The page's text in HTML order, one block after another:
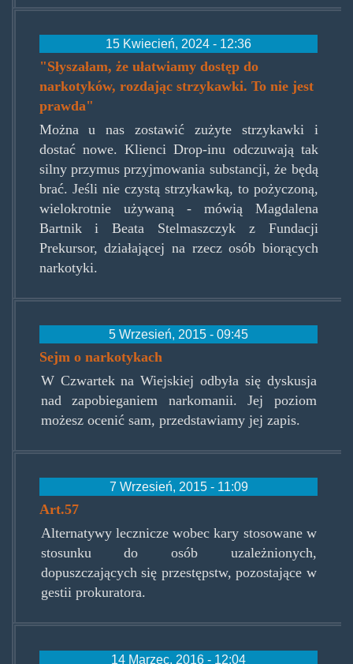
15 Kwiecień, 2024 - 12:36
"Słyszałam, że ułatwiamy dostęp do
narkotyków, rozdając strzykawki. To nie jest
prawda"
Można u nas zostawić zużyte strzykawki i
dostać nowe. Klienci Drop-inu odczuwają tak
silny przymus przyjmowania substancji, że będą
brać. Jeśli nie czystą strzykawką, to pożyczoną,
wielokrotnie używaną - mówią Magdalena
Bartnik i Beata Stelmaszczyk z Fundacji
Prekursor, działającej na rzecz osób biorących
narkotyki.
5 Wrzesień, 2015 - 09:45
Sejm o narkotykach
W Czwartek na Wiejskiej odbyła się dyskusja
nad zapobieganiem narkomanii. Jej poziom
możesz ocenić sam, przedstawiamy jej zapis.
7 Wrzesień, 2015 - 11:09
Art.57
Alternatywy lecznicze wobec kary stosowane w
stosunku do osób uzależnionych,
dopuszczających się przestępstw, pozostające w
gestii prokuratora.
14 Marzec, 2016 - 12:04